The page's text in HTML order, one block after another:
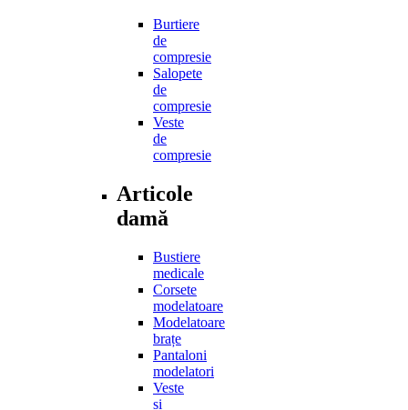
Burtiere
de
compresie
Salopete
de
compresie
Veste
de
compresie
Articole
damă
Bustiere
medicale
Corsete
modelatoare
Modelatoare
brațe
Pantaloni
modelatori
Veste
și